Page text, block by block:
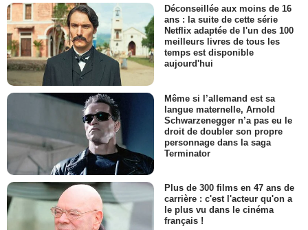
Déconseillée aux moins de 16
ans : la suite de cette série
Netflix adaptée de l'un des 100
meilleurs livres de tous les
temps est disponible
aujourd'hui
Même si l’allemand est sa
langue maternelle, Arnold
Schwarzenegger n’a pas eu le
droit de doubler son propre
personnage dans la saga
Terminator
Plus de 300 films en 47 ans de
carrière : c'est l'acteur qu'on a
le plus vu dans le cinéma
français !